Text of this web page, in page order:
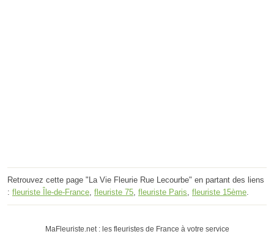
Retrouvez cette page "La Vie Fleurie Rue Lecourbe" en partant des liens
: fleuriste Île-de-France, fleuriste 75, fleuriste Paris, fleuriste 15ème.
MaFleuriste.net : les fleuristes de France à votre service